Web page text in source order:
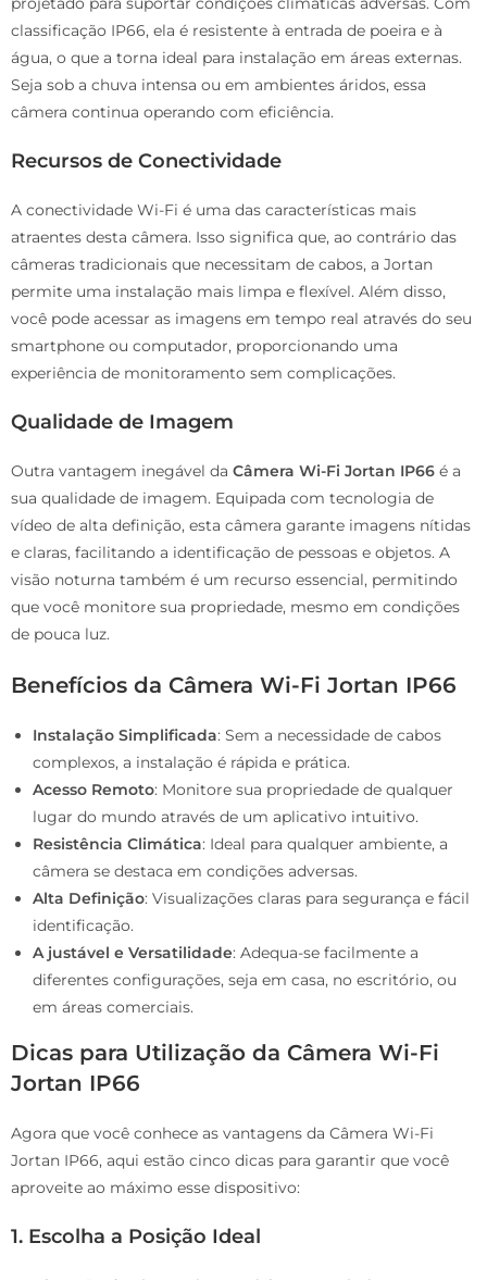
classificação IP66, ela é resistente à entrada de poeira e à
água, o que a torna ideal para instalação em áreas externas.
Seja sob a chuva intensa ou em ambientes áridos, essa
câmera continua operando com eficiência.
Recursos de Conectividade
A conectividade Wi-Fi é uma das características mais
atraentes desta câmera. Isso significa que, ao contrário das
câmeras tradicionais que necessitam de cabos, a Jortan
permite uma instalação mais limpa e flexível. Além disso,
você pode acessar as imagens em tempo real através do seu
smartphone ou computador, proporcionando uma
experiência de monitoramento sem complicações.
Qualidade de Imagem
Outra vantagem inegável da Câmera Wi-Fi Jortan IP66 é a
sua qualidade de imagem. Equipada com tecnologia de
vídeo de alta definição, esta câmera garante imagens nítidas
e claras, facilitando a identificação de pessoas e objetos. A
visão noturna também é um recurso essencial, permitindo
que você monitore sua propriedade, mesmo em condições
de pouca luz.
Benefícios da Câmera Wi-Fi Jortan IP66
Instalação Simplificada: Sem a necessidade de cabos
complexos, a instalação é rápida e prática.
Acesso Remoto: Monitore sua propriedade de qualquer
lugar do mundo através de um aplicativo intuitivo.
Resistência Climática: Ideal para qualquer ambiente, a
câmera se destaca em condições adversas.
Alta Definição: Visualizações claras para segurança e fácil
identificação.
A justável e Versatilidade: Adequa-se facilmente a
diferentes configurações, seja em casa, no escritório, ou
em áreas comerciais.
Dicas para Utilização da Câmera Wi-Fi
Jortan IP66
Agora que você conhece as vantagens da Câmera Wi-Fi
Jortan IP66, aqui estão cinco dicas para garantir que você
aproveite ao máximo esse dispositivo:
1. Escolha a Posição Ideal